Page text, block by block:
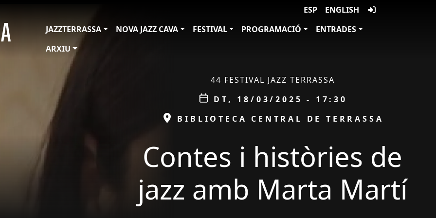
ESP
ENGLISH
JAZZTERRASSA
NOVA JAZZ CAVA FESTIVAL PROGRAMACIÓ
ENTRADES
ARXIU
44 FESTIVAL JAZZ TERRASSA
Data
DT, 18/03/2025 - 17:30
ESPAI
BIBLIOTECA CENTRAL DE TERRASSA
Contes i històries de
jazz amb Marta Martí